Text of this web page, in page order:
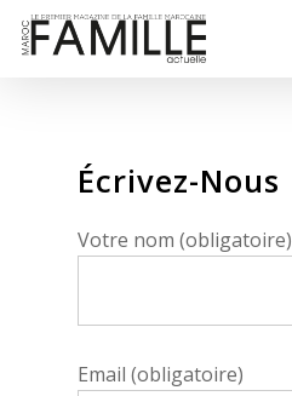
Écrivez-Nous
Votre nom (obligatoire)
Email (obligatoire)